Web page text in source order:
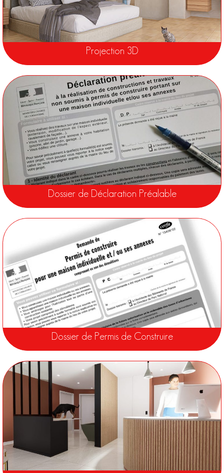
Projection 3D
Dossier de Déclaration Préalable
Dossier de Permis de Construire